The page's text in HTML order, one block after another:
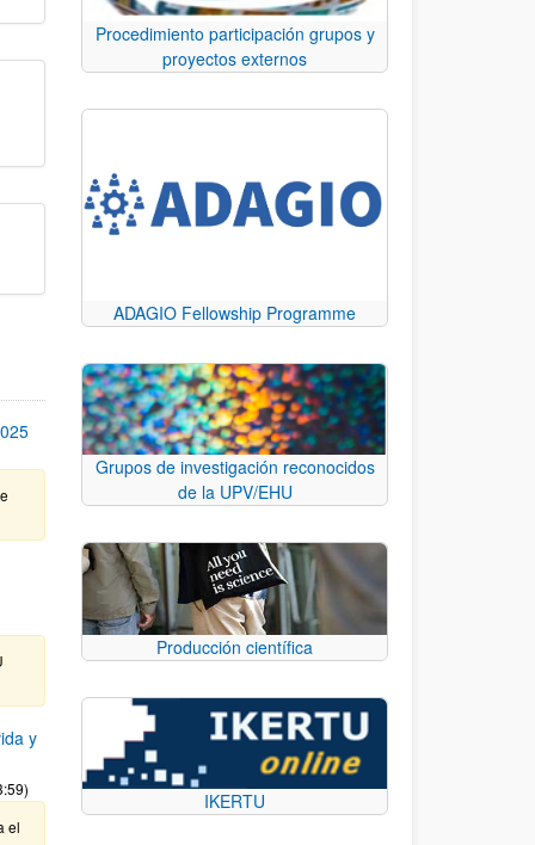
y
el
Procedimiento participación grupos y
proyectos externos
ADAGIO Fellowship Programme
Grupos de investigación reconocidos
de la UPV/EHU
Producción científica
IKERTU